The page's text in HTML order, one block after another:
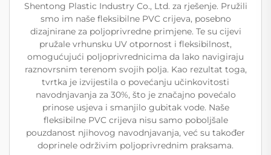
Shentong Plastic Industry Co., Ltd. za rješenje. Pružili
smo im naše fleksibilne PVC crijeva, posebno
dizajnirane za poljoprivredne primjene. Te su cijevi
pružale vrhunsku UV otpornost i fleksibilnost,
omogućujući poljoprivrednicima da lako navigiraju
raznovrsnim terenom svojih polja. Kao rezultat toga,
tvrtka je izvijestila o povećanju učinkovitosti
navodnjavanja za 30%, što je značajno povećalo
prinose usjeva i smanjilo gubitak vode. Naše
fleksibilne PVC crijeva nisu samo poboljšale
pouzdanost njihovog navodnjavanja, već su također
doprinele održivim poljoprivrednim praksama.